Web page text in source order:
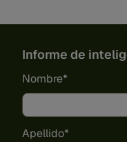
Informe de
Nombre*
Apellido*